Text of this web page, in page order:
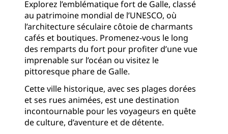
Explorez l’emblématique fort de Galle, classé
au patrimoine mondial de l’UNESCO, où
l’architecture séculaire côtoie de charmants
cafés et boutiques. Promenez-vous le long
des remparts du fort pour profiter d’une vue
imprenable sur l’océan ou visitez le
pittoresque phare de Galle.
Cette ville historique, avec ses plages dorées
et ses rues animées, est une destination
incontournable pour les voyageurs en quête
de culture, d’aventure et de détente.